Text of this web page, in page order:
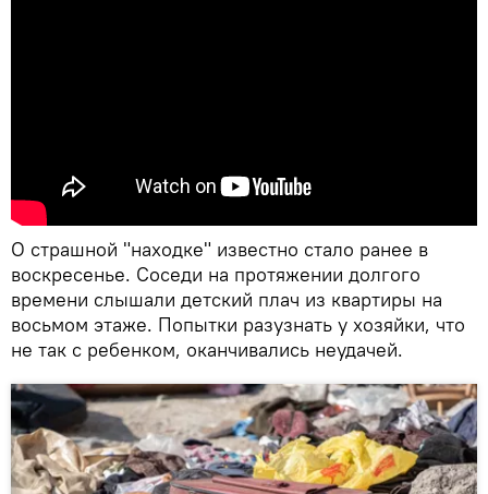
О страшной "находке" известно стало ранее в
воскресенье. Соседи на протяжении долгого
времени слышали детский плач из квартиры на
восьмом этаже. Попытки разузнать у хозяйки, что
не так с ребенком, оканчивались неудачей.